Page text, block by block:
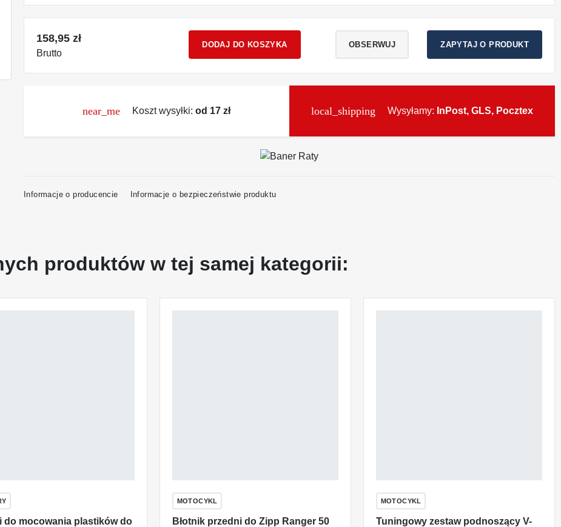
158,95 zł
Brutto
DODAJ DO KOSZYKA OBSERWUJ ZAPYTAJ O PRODUKT
near_me Koszt wysyłki: od 17 zł local_shipping Wysyłamy: InPost, GLS, Pocztex
Informacje o producencie Informacje o bezpieczeństwie produktu
produktów w tej samej kategorii:
do mocowania plastików do
MOTOCYKL
Błotnik przedni do Zipp Ranger 50
MOTOCYKL
Tuningowy zestaw podnoszący V-